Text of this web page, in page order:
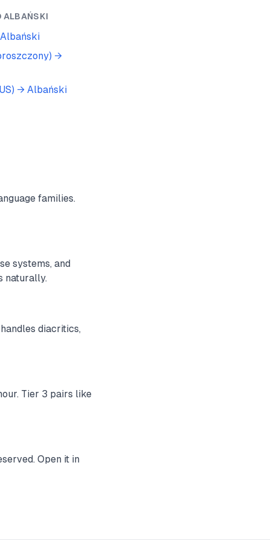
ALBAŃSKI
Albański
→
→ Albański
families.
systems, and
naturally.
diacritics,
Tier 3 pairs like
Open it in